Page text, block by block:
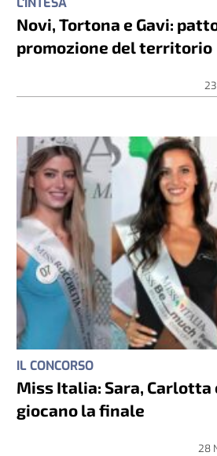
Novi, Tortona e Gavi:
promozione del territorio
IL CONCORSO
Miss Italia: Sara, Carlotta
giocano la finale
28